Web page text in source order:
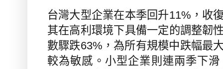
台灣大型企業在本季回升11% ，收
其在高利環境下具備一定的調整韌
數驟跌63% ，為所有規模中跌幅最
較為敏感。小型企業則連兩季下